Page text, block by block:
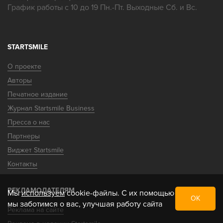
График работы с 10 до 19 Пн.-Пт. Выходные Сб. и Вс.
STARTSMILE
О проекте
Авторы
Печатное издание
Журнал Startsmile Business
Пресса о нас
Партнеры
Виджет Startsmile
Контакты
РЕКЛАМОДАТЕЛЯМ
Реклама на сайте
Мыиспользуемcookie-файлы. С их помощью
мы заботимся о вас, улучшая работу сайта
ОК